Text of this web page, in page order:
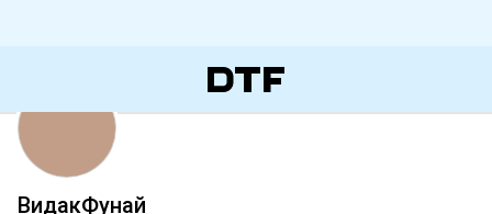
ВидакФунай